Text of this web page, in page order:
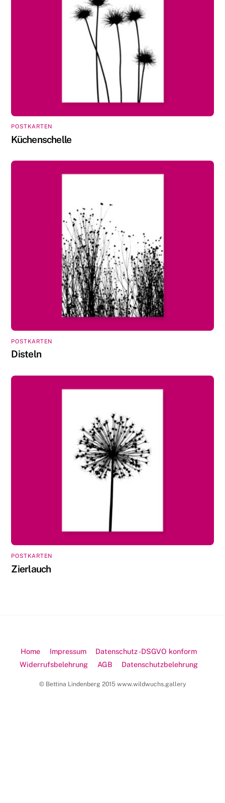
POSTKARTEN
Küchenschelle
POSTKARTEN
Disteln
POSTKARTEN
Zierlauch
Home Impressum
Datenschutz -DSGVO konform
Widerrufsbelehrung
AGB Datenschutzbelehrung
© Bettina Lindenberg 2015 www.wildwuchs.gallery